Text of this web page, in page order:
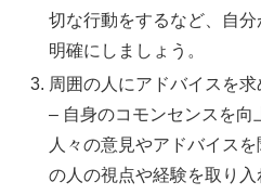
切な行動をするなど、自
明確にしましょう。
周囲の人にアドバイスを求
– 自身のコモンセンスを
人々の意見やアドバイス
の人の視点や経験を取り